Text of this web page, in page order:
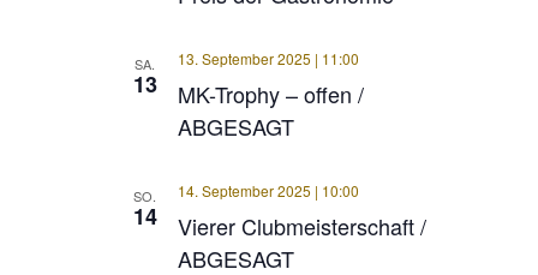
SA.
13
MK-Trophy – offen /
ABGESAGT
13. September 2025 | 11:00
SO.
14
Vierer Clubmeisterschaft /
ABGESAGT
14. September 2025 | 10:00